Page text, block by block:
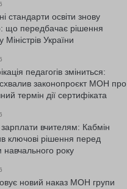
стандарти освіти знову
що передбачає рішення
Міністрів України
педагогів зміниться:
законопроєкт МОН про
термін дії сертифіката
вчителям: Кабмін
ключові рішення перед
навчального року
новий наказ МОН групи